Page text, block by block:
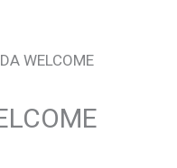
WELCOME